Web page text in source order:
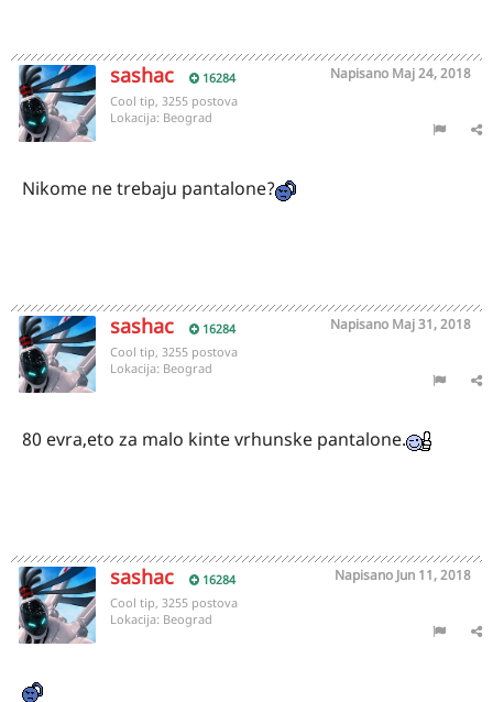
sashac 16284 Napisano Maj 24, 2018
Cool tip, 3255 postova
Lokacija: Beograd
Nikome ne trebaju pantalone?
sashac 16284 Napisano Maj 31, 2018
Cool tip, 3255 postova
Lokacija: Beograd
80 evra,eto za malo kinte vrhunske pantalone.
sashac 16284 Napisano Jun 11, 2018
Cool tip, 3255 postova
Lokacija: Beograd